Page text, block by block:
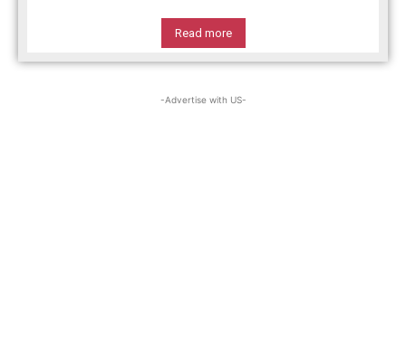
Read more
-Advertise with US-